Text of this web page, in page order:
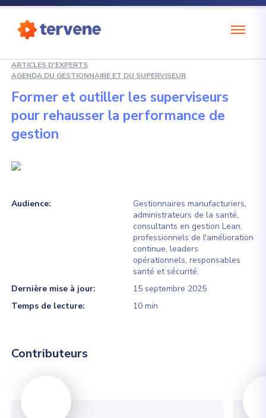
ARTICLES D'EXPERTS
AGENDA DU GESTIONNAIRE ET DU SUPERVISEUR
Former et outiller les superviseurs
pour rehausser la performance de
gestion
Audience:
Gestionnaires manufacturiers,
administrateurs de la santé,
consultants en gestion Lean,
professionnels de l'amélioration
continue, leaders
opérationnels, responsables
santé et sécurité.
Dernière mise à jour:
15 septembre 2025
Temps de lecture:
10 min
Contributeurs